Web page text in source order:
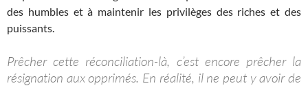
des humbles et à maintenir les privilèges des riches et des
puissants.
Prêcher cette réconciliation-là, c’est encore prêcher la
résignation aux opprimés. En réalité, il ne peut y avoir de